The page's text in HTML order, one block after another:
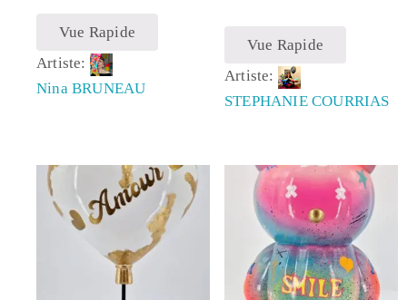
Vue Rapide
Artiste:
Nina BRUNEAU
Vue Rapide
Artiste:
STEPHANIE COURRIAS